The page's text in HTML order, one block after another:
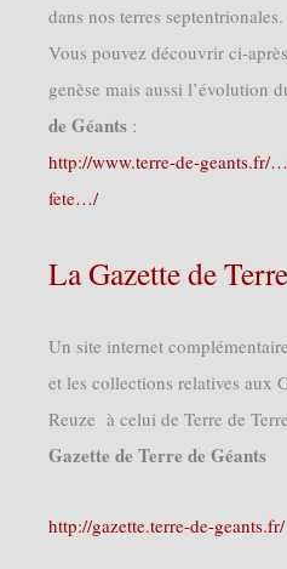
dans nos terres septentrionales.
Vous pouvez découvrir ci-
genèse mais aussi l’évolution
de Géants :
http://www.terre-de-geants.fr/
fete…/
La Gazette de
Un site internet
et les collections relatives aux
Reuze à celui de Terre de
Gazette de Terre de Géants
http://gazette.terre-de-geants.fr/